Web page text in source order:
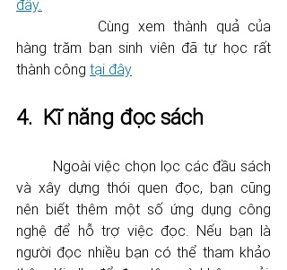
đây.
hàng trăm bạn sinh viên đã tự học rất
thành công tại đây
4.  Kĩ năng đọc sách
và xây dựng thói quen đọc, bạn cũng
nên biết thêm một số ứng dụng công
nghệ để hỗ trợ việc đọc. Nếu bạn là
người đọc nhiều bạn có thể tham khảo